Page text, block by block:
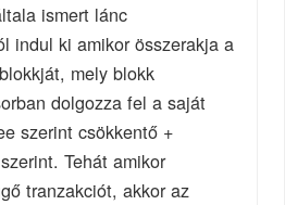
ismert lánc
indul ki amikor összerakja a
mely blokk
dolgozza fel a saját
szerint csökkentő +
Tehát amikor
tranzakciót, akkor az